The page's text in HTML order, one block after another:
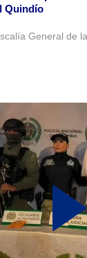
Quindío
General de